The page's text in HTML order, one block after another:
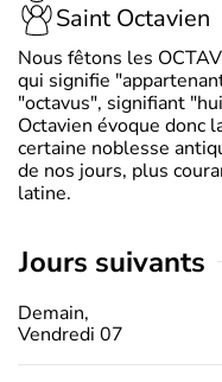
Saint Octavien
Nous fêtons les
qui signifie
"octavus", signifiant
Octavien évoque donc
certaine noblesse
de nos jours, plus
latine.
jours suivants
Demain,
Vendredi 07